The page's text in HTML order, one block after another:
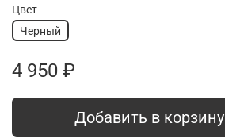
Цвет
Черный
4 950 ₽
Добавить в корзину